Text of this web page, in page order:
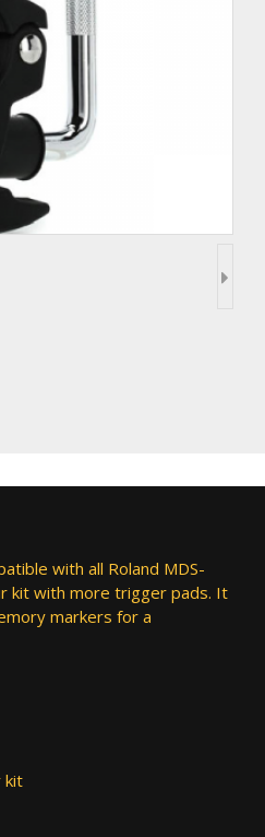
with all Roland MDS-
kit with more trigger pads. It
markers for a
kit